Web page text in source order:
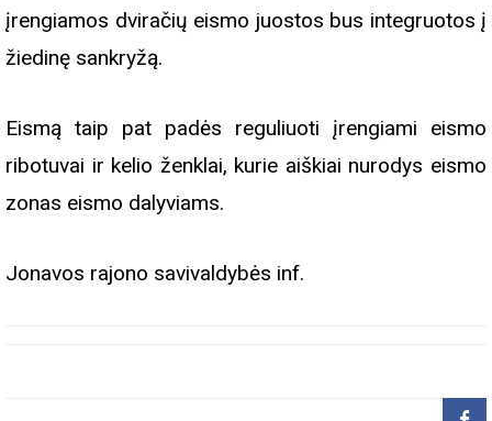
įrengiamos dviračių eismo juostos bus integruotos į
žiedinę sankryžą.
Eismą taip pat padės reguliuoti įrengiami eismo
ribotuvai ir kelio ženklai, kurie aiškiai nurodys eismo
zonas eismo dalyviams.
Jonavos rajono savivaldybės inf.